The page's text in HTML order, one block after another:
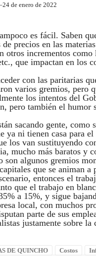
24 de enero de 2022
es fácil. Saben
precios en las
otros incrementos como
que impactan en los
con las paritarias
varios gremios, pero
los intentos del
pero también el humor
sacando gente, como
ya ni tienen casa para el
los van sustituyendo
mucho más baratos y
son algunos gremios
que se animan a
entonces el
que el trabajo en
a 15%, y sigue
local, con muchos
parte de sus
justamente sobre la
DE QUINCHO Costos